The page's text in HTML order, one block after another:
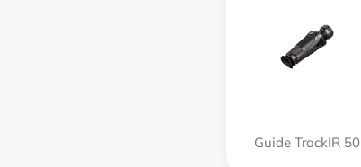
Guide TrackIR 50